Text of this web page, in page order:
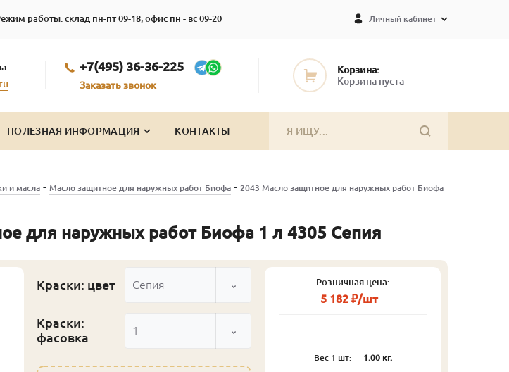
работы: склад пн-пт 09-18, офис пн - вс 09-20 Личный кабинет
+7(495) 36-36-225
Заказать звонок
Корзина:
Корзина пуста
ПОЛЕЗНАЯ ИНФОРМАЦИЯ КОНТАКТЫ
и масла- Масло защитное для наружных работ Биофа- 2043 Масло защитное для наружных работ Биофа
для наружных работ Биофа 1 л 4305 Сепия
Краски: цвет Сепия
Краски:
фасовка
1
Розничная цена:
5 182 ₽/шт
Вес 1 шт: 1.00 кг.